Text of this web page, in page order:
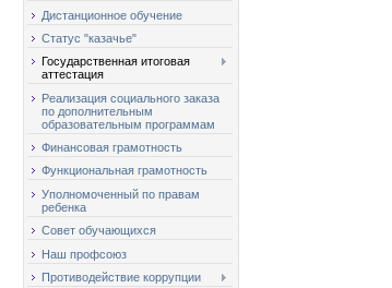
Дистанционное обучение
Статус "казачье"
Государственная итоговая
аттестация
Реализация социального заказа
по дополнительным
образовательным программам
Финансовая грамотность
Функциональная грамотность
Уполномоченный по правам
ребенка
Совет обучающихся
Наш профсоюз
Противодействие коррупции